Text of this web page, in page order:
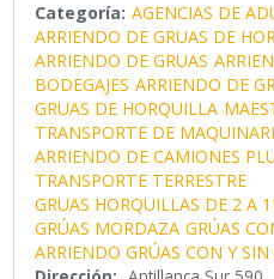
Categoría: AGENCIAS DE
ARRIENDO DE GRUAS DE
ARRIENDO DE GRUAS
BODEGAJES ARRIENDO DE
GRUAS DE HORQUILLA
TRANSPORTE DE
ARRIENDO DE CAMIONES
TRANSPORTE TERRESTRE
GRUAS HORQUILLAS DE 2 A
GRÚAS MORDAZA GRÚAS
ARRIENDO GRÚAS CON Y